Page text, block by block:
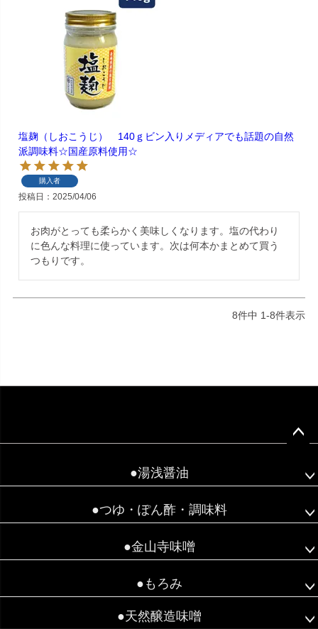
塩麹（しおこうじ） 140ｇビン入りメディアでも話題の自然
派調味料☆国産原料使用☆
購入者
投稿日 2025/04/06
お肉がとっても柔らかく美味しくなります。塩の代わり
に色んな料理に使っています。次は何本かまとめて買う
つもりです。
8件中 1-8件表示
●湯浅醤油
●つゆ・ぽん酢・調味料
●金山寺味噌
●もろみ
●天然醸造味噌